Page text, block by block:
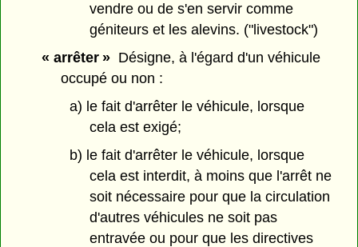
vendre ou de s'en servir comme
géniteurs et les alevins. ("livestock")
« arrêter »Désigne, à l'égard d'un véhicule
occupé ou non :
a) le fait d'arrêter le véhicule, lorsque
cela est exigé;
b) le fait d'arrêter le véhicule, lorsque
cela est interdit, à moins que l'arrêt ne
soit nécessaire pour que la circulation
d'autres véhicules ne soit pas
entravée ou pour que les directives